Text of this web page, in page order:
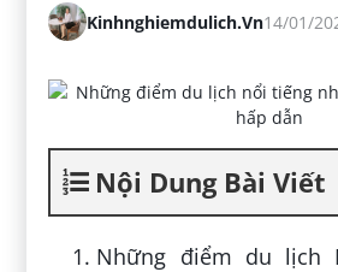
Kinhnghiemdulich.vn14/01/
Nội Dung Bài Viết
Những điểm du lịch